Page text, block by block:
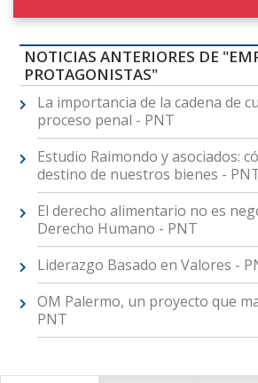
NOTICIAS ANTERIORES DE
PROTAGONISTAS"
La importancia de la cadena de
proceso penal - PNT
Estudio Raimondo y asociados:
destino de nuestros bienes -
El derecho alimentario no es
Derecho Humano - PNT
Liderazgo Basado en Valores -
OM Palermo, un proyecto que
PNT